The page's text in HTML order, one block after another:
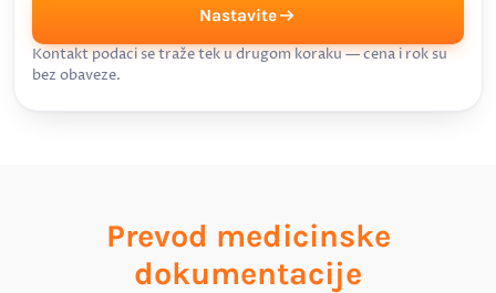
Nastavite
Kontakt podaci se traže tek u drugom koraku — cena i rok su
bez obaveze.
Prevod medicinske
dokumentacije